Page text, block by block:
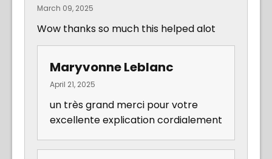
March 09, 2025
Wow thanks so much this helped alot
Maryvonne Leblanc
April 21, 2025
un très grand merci pour votre
excellente explication cordialement